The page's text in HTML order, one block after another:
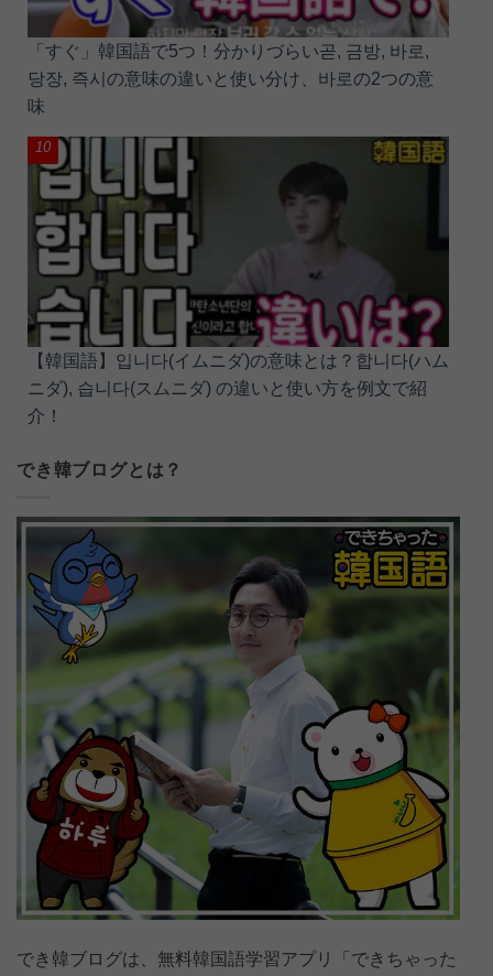
「すぐ」韓国語で5つ！分かりづらい곧, 금방, 바로,
당장, 즉시の意味の違いと使い分け、바로の2つの意
味
【韓国語】입니다(イムニダ)の意味とは？합니다(ハム
ニダ), 습니다(スムニダ) の違いと使い方を例文で紹
介！
でき韓ブログとは？
でき韓ブログは、無料韓国語学習アプリ「できちゃった